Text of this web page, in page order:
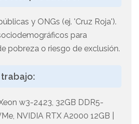
y ONGs (ej. 'Cruz Roja').
para
pobreza o riesgo de exclusión.
w3-2423, 32GB DDR5-
NVIDIA RTX A2000 12GB |